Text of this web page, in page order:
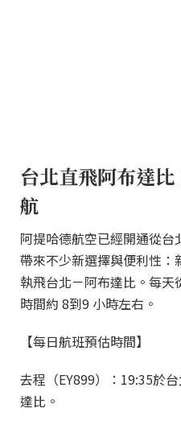
台北直飛阿布達
航
阿提哈德航空已經開通從
帶來不少新選擇與便利性：
執飛台北－阿布達比。每
時間約 8到9 小時左右。
【每日航班預估時間】
去程（EY899）：19:35於
達比。